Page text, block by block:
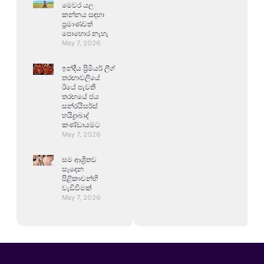
මෙවර යල
කන්නය සඳහා
ප්‍රමාණවත්
පොහොර නැහැ
May 7, 2026
ඉන්දීය ප්‍රිමියර් ලීග්
තරඟාවලියේ
ඊයේ පැවති
තරඟයේ ජය
සන්රයිසර්ස්
හයිද්‍රාබාද්
කණ්ඩායමට
May 7, 2026
සම ආශ්‍රිතව
සෑදෙන
පිළිකාවන්හි
වැඩිවීමක්
May 7, 2026